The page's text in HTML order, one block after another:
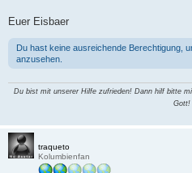
Euer Eisbaer
Du hast keine ausreichende Berechtigung,
anzusehen.
Du bist mit unserer Hilfe zufrieden! Dann hilf bitte
Gott!
traqueto
Kolumbienfan